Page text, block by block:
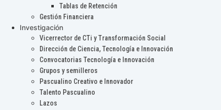
Tablas de Retención
Gestión Financiera
Investigación
Vicerrector de CTi y Transformación Social
Dirección de Ciencia, Tecnología e Innovación
Convocatorias Tecnología e Innovación
Grupos y semilleros
Pascualino Creativo e Innovador
Talento Pascualino
Lazos